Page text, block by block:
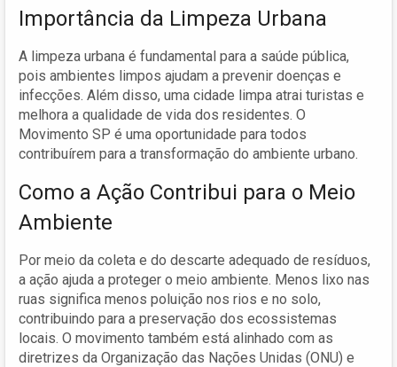
Importância da Limpeza Urbana
A limpeza urbana é fundamental para a saúde pública,
pois ambientes limpos ajudam a prevenir doenças e
infecções. Além disso, uma cidade limpa atrai turistas e
melhora a qualidade de vida dos residentes. O
Movimento SP é uma oportunidade para todos
contribuírem para a transformação do ambiente urbano.
Como a Ação Contribui para o Meio
Ambiente
Por meio da coleta e do descarte adequado de resíduos,
a ação ajuda a proteger o meio ambiente. Menos lixo nas
ruas significa menos poluição nos rios e no solo,
contribuindo para a preservação dos ecossistemas
locais. O movimento também está alinhado com as
diretrizes da Organização das Nações Unidas (ONU) e